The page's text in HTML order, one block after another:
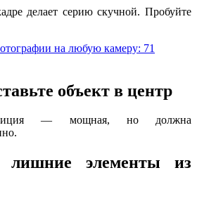
делает серию скучной. Пробуйте
объект в центр
— мощная, но должна
лишние элементы из